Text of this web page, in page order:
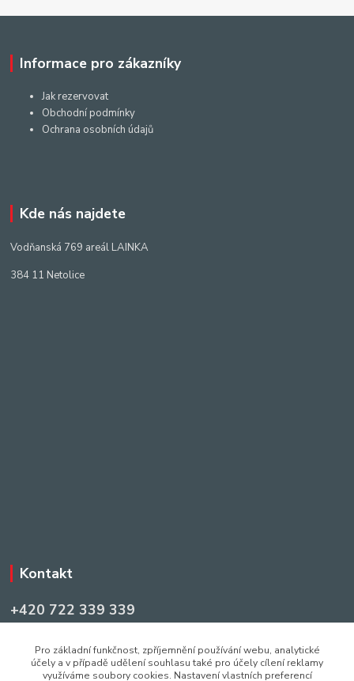
Informace pro zákazníky
Jak rezervovat
Obchodní podmínky
Ochrana osobních údajů
Kde nás najdete
Vodňanská 769 areál LAINKA
384 11 Netolice
Kontakt
+420 722 339 339
Po-Pá: 7:00 - 11:00, 12:00-16:00
info@pujcovna-netolice.cz
Pro základní funkčnost, zpříjemnění používání webu, analytické
účely a v případě udělení souhlasu také pro účely cílení reklamy
využíváme soubory cookies. Nastavení vlastních preferencí